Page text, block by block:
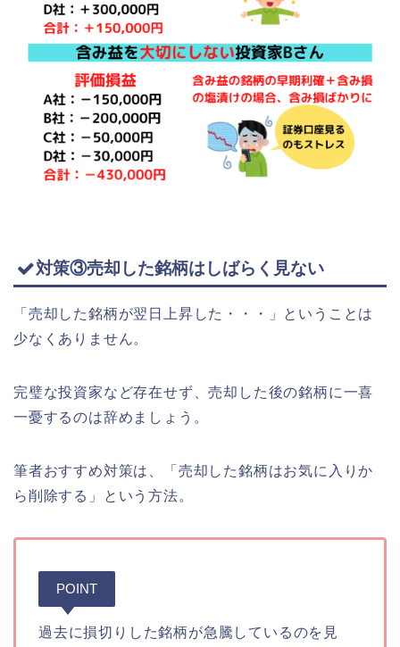
対策③売却した銘柄はしばらく見ない
「売却した銘柄が翌日上昇した・・・」ということは
少なくありません。
完璧な投資家など存在せず、売却した後の銘柄に一喜
一憂するのは辞めましょう。
筆者おすすめ対策は、「売却した銘柄はお気に入りか
ら削除する」という方法。
POINT
過去に損切りした銘柄が急騰しているのを見